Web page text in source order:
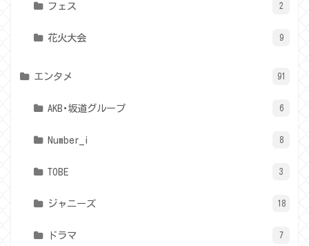
フェス 2
花火大会 9
エンタメ 91
AKB･坂道グループ 6
Number_i 8
TOBE 3
ジャニーズ 18
ドラマ 7